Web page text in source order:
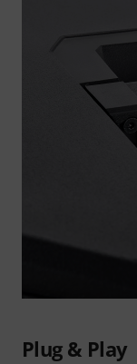
Plug & Play